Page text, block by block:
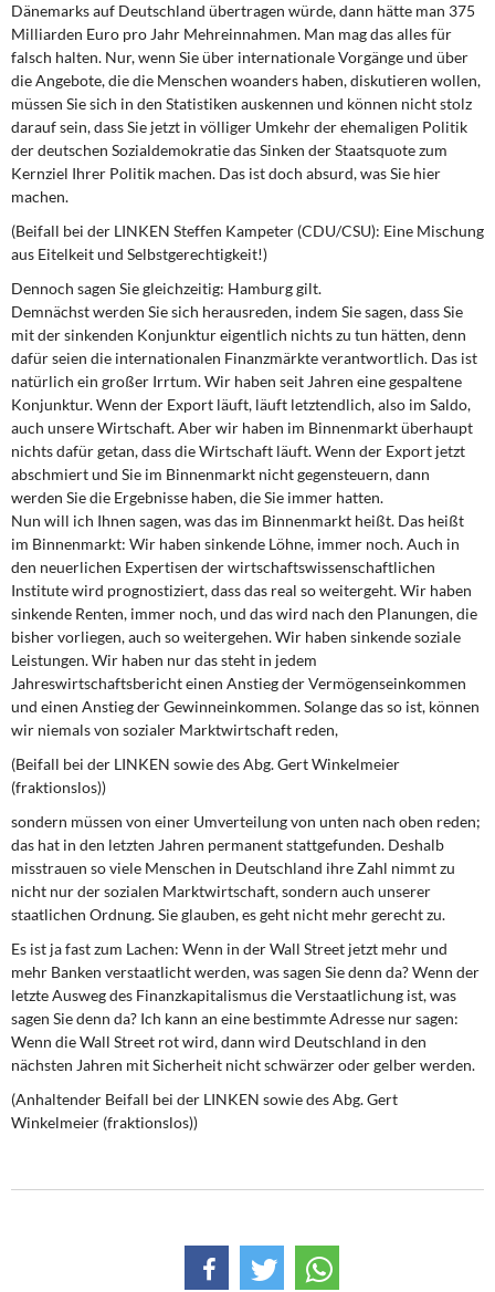
Dänemarks auf Deutschland übertragen würde, dann hätte man 375
Milliarden Euro pro Jahr Mehreinnahmen. Man mag das alles für
falsch halten. Nur, wenn Sie über internationale Vorgänge und über
die Angebote, die die Menschen woanders haben, diskutieren wollen,
müssen Sie sich in den Statistiken auskennen und können nicht stolz
darauf sein, dass Sie jetzt in völliger Umkehr der ehemaligen Politik
der deutschen Sozialdemokratie das Sinken der Staatsquote zum
Kernziel Ihrer Politik machen. Das ist doch absurd, was Sie hier
machen.
(Beifall bei der LINKEN Steffen Kampeter (CDU/CSU): Eine Mischung
aus Eitelkeit und Selbstgerechtigkeit!)
Dennoch sagen Sie gleichzeitig: Hamburg gilt.
Demnächst werden Sie sich herausreden, indem Sie sagen, dass Sie
mit der sinkenden Konjunktur eigentlich nichts zu tun hätten, denn
dafür seien die internationalen Finanzmärkte verantwortlich. Das ist
natürlich ein großer Irrtum. Wir haben seit Jahren eine gespaltene
Konjunktur. Wenn der Export läuft, läuft letztendlich, also im Saldo,
auch unsere Wirtschaft. Aber wir haben im Binnenmarkt überhaupt
nichts dafür getan, dass die Wirtschaft läuft. Wenn der Export jetzt
abschmiert und Sie im Binnenmarkt nicht gegensteuern, dann
werden Sie die Ergebnisse haben, die Sie immer hatten.
Nun will ich Ihnen sagen, was das im Binnenmarkt heißt. Das heißt
im Binnenmarkt: Wir haben sinkende Löhne, immer noch. Auch in
den neuerlichen Expertisen der wirtschaftswissenschaftlichen
Institute wird prognostiziert, dass das real so weitergeht. Wir haben
sinkende Renten, immer noch, und das wird nach den Planungen, die
bisher vorliegen, auch so weitergehen. Wir haben sinkende soziale
Leistungen. Wir haben nur das steht in jedem
Jahreswirtschaftsbericht einen Anstieg der Vermögenseinkommen
und einen Anstieg der Gewinneinkommen. Solange das so ist, können
wir niemals von sozialer Marktwirtschaft reden,
(Beifall bei der LINKEN sowie des Abg. Gert Winkelmeier
(fraktionslos))
sondern müssen von einer Umverteilung von unten nach oben reden;
das hat in den letzten Jahren permanent stattgefunden. Deshalb
misstrauen so viele Menschen in Deutschland ihre Zahl nimmt zu
nicht nur der sozialen Marktwirtschaft, sondern auch unserer
staatlichen Ordnung. Sie glauben, es geht nicht mehr gerecht zu.
Es ist ja fast zum Lachen: Wenn in der Wall Street jetzt mehr und
mehr Banken verstaatlicht werden, was sagen Sie denn da? Wenn der
letzte Ausweg des Finanzkapitalismus die Verstaatlichung ist, was
sagen Sie denn da? Ich kann an eine bestimmte Adresse nur sagen:
Wenn die Wall Street rot wird, dann wird Deutschland in den
nächsten Jahren mit Sicherheit nicht schwärzer oder gelber werden.
(Anhaltender Beifall bei der LINKEN sowie des Abg. Gert
Winkelmeier (fraktionslos))